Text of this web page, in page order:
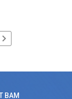
ВАМ